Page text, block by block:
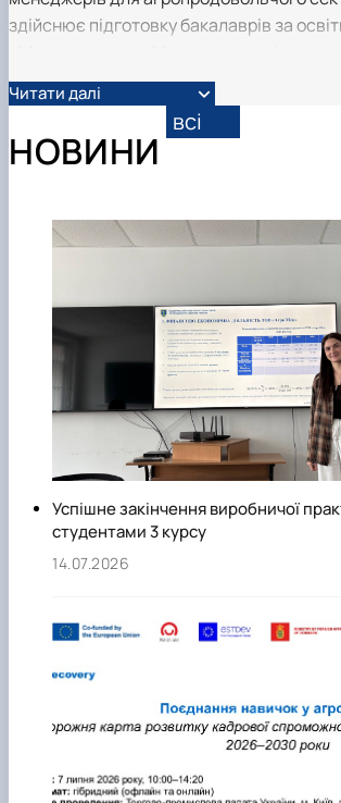
здійснює підготовку бакалаврів за
«Логістика», а також магістрів за
«Адміністративний менеджмент» і
зовнішньоекономічної діяльності».
приділяється науковій роботі: діє
конференції та круглі столи.
навчально-методичну літературу та
стажуваннях. Кафедра активно
співпрацю з навчальними та
країн Європейського Союзу, що
міжнародних проєктах, конференціях,
стажуваннях. Університетські
до стандартів провідних світових
підготовку конкурентоспроможних
управлінського профілю. З 2019 року
освітнього проєкту «Агрокебети» і
розширювати свої міжнародні
Читати далі
НОВИНИ
всі
Успішне закінчення виробничої
студентами 3 курсу
14.07.2026